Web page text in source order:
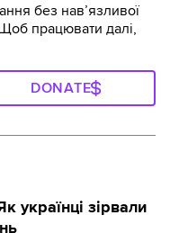
без навʼязливої
працювати далі,
DONATE
українці зірвали